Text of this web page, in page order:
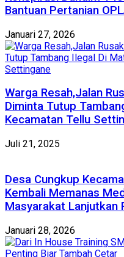
Bantuan Pertanian
Januari 27, 2026
Warga Resah,Jalan
Diminta Tutup
Kecamatan Tellu
Juli 21, 2025
Desa Cungkup
Kembali Memanas
Masyarakat Lanjutkan
Januari 28, 2026